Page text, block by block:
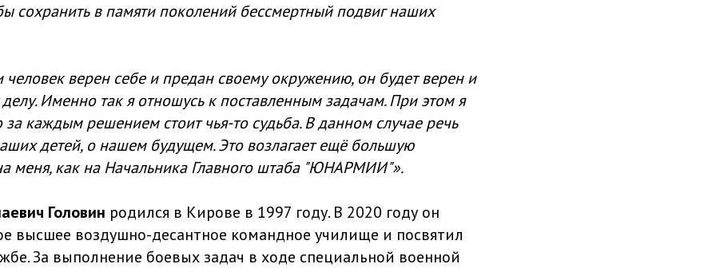
сохранить в памяти поколений бессмертный подвиг наших
человек верен себе и предан своему окружению, он будет верен и
Именно так я отношусь к поставленным задачам. При этом я
за каждым решением стоит чья-то судьба. В данном случае речь
детей, о нашем будущем. Это возлагает ещё большую
меня, как на Начальника Главного штаба "ЮНАРМИИ"».
Головин родился в Кирове в 1997 году. В 2020 году он
высшее воздушно-десантное командное училище и посвятил
За выполнение боевых задач в ходе специальной военной